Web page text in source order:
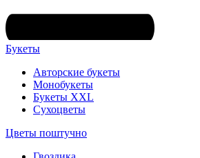
Букеты
Авторские букеты
Монобукеты
Букеты XXL
Сухоцветы
Цветы поштучно